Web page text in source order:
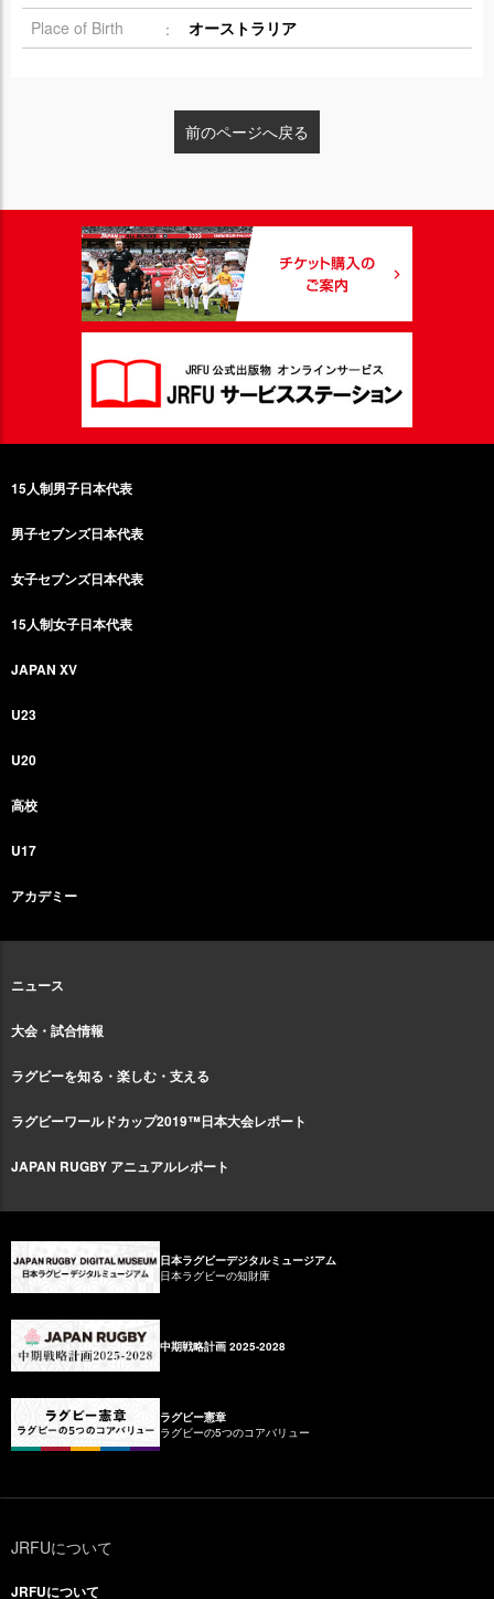
Place of Birth
オーストラリア
前のページへ戻る
15人制男子日本代表
男子セブンズ日本代表
女子セブンズ日本代表
15人制女子日本代表
JAPAN XV
U23
U20
高校
U17
アカデミー
ニュース
大会・試合情報
ラグビーを知る・楽しむ・支える
ラグビーワールドカップ2019™日本大会レポート
JAPAN RUGBY アニュアルレポート
日本ラグビーデジタルミュージアム
日本ラグビーの知財庫
中期戦略計画 2025-2028
ラグビー憲章
ラグビーの5つのコアバリュー
JRFUについて
JRFUについて